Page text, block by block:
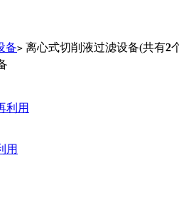
备> 离心式切削液过滤设备(共有2
用